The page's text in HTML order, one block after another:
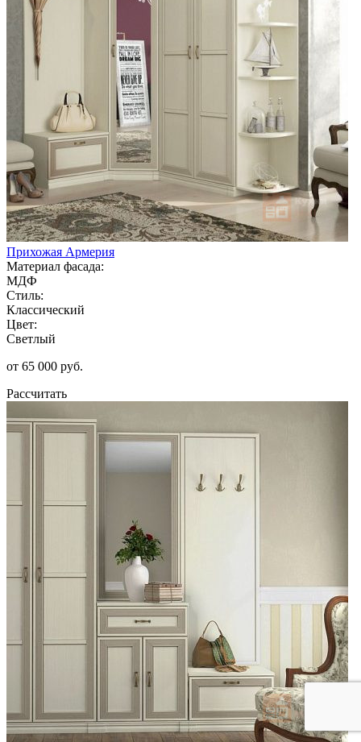
Прихожая Армерия
Материал фасада:
МДФ
Стиль:
Классический
Цвет:
Светлый
от 65 000 руб.
Рассчитать